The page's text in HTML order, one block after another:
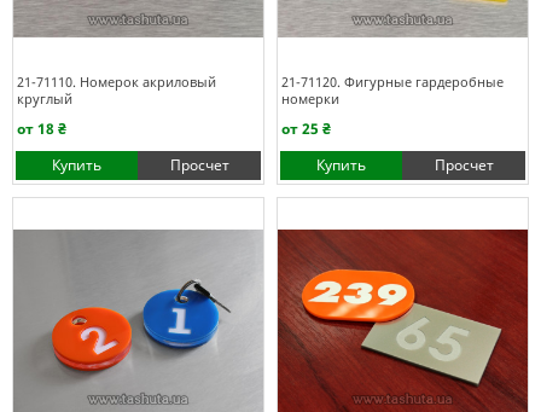
21-71110. Номерок акриловый
круглый
от 18 ₴
Купить
Просчет
21-71120. Фигурные гардеробные
номерки
от 25 ₴
Купить
Просчет